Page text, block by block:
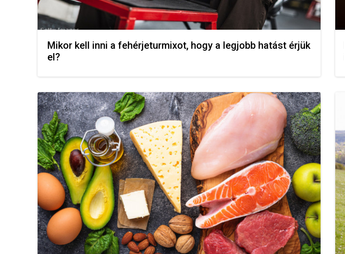
Mikor kell inni a fehérjeturmixot, hogy a legjobb hatást érjük
el?